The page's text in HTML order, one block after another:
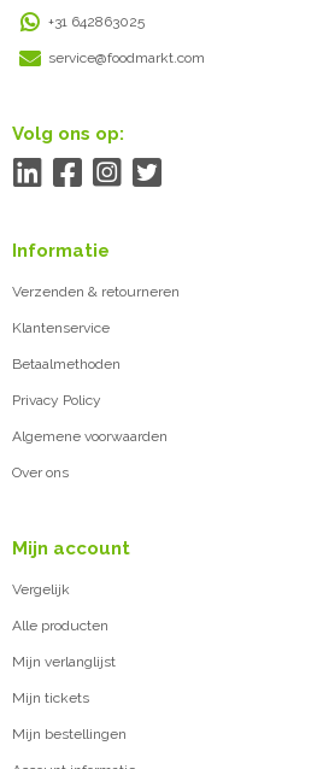
+31 642863025
service@foodmarkt.com
Volg ons op:
Informatie
Verzenden & retourneren
Klantenservice
Betaalmethoden
Privacy Policy
Algemene voorwaarden
Over ons
Mijn account
Vergelijk
Alle producten
Mijn verlanglijst
Mijn tickets
Mijn bestellingen